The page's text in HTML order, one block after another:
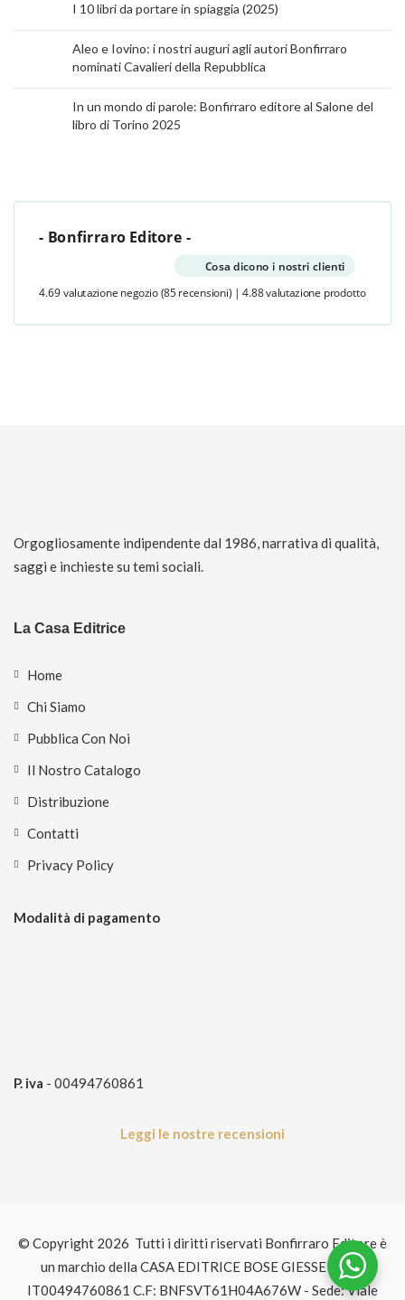
I 10 libri da portare in spiaggia (2025)
Aleo e Iovino: i nostri auguri agli autori Bonfirraro
nominati Cavalieri della Repubblica
In un mondo di parole: Bonfirraro editore al Salone del
libro di Torino 2025
- Bonfirraro Editore -
Cosa dicono i nostri clienti
4.69 valutazione negozio (85 recensioni) | 4.88 valutazione prodotto
Orgogliosamente indipendente dal 1986, narrativa di qualità,
saggi e inchieste su temi sociali.
La Casa Editrice
Home
Chi Siamo
Pubblica Con Noi
Il Nostro Catalogo
Distribuzione
Contatti
Privacy Policy
Modalità di pagamento
P. iva - 00494760861
Leggi le nostre recensioni
© Copyright 2026 Tutti i diritti riservati Bonfirraro Editore è
un marchio della CASA EDITRICE BOSE GIESSE P.IVA:
IT00494760861 C.F: BNFSVT61H04A676W - Sede: Viale